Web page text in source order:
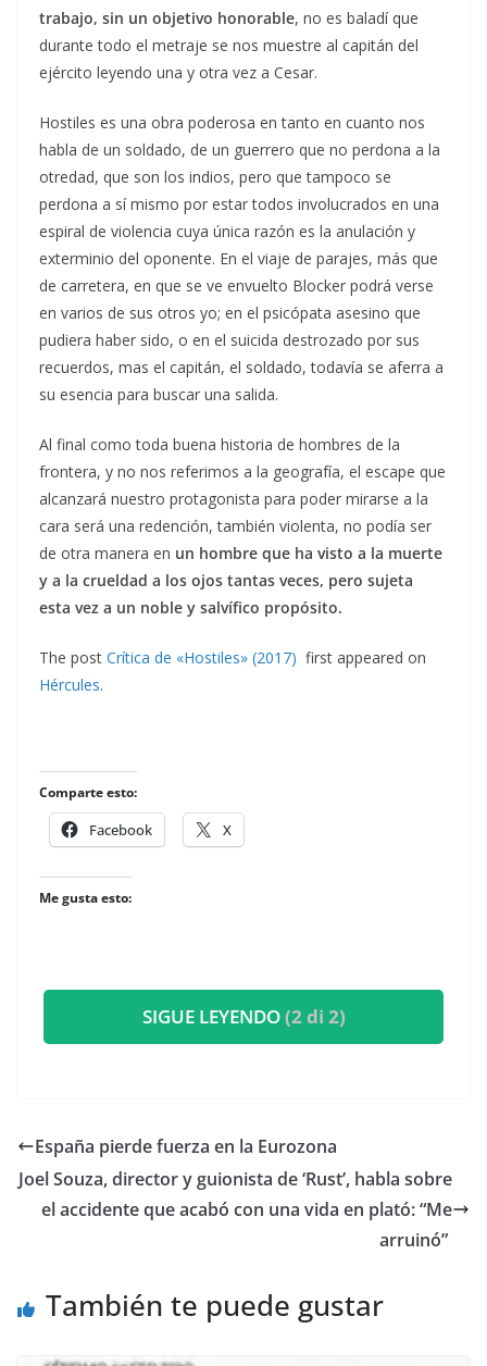
trabajo, sin un objetivo honorable, no es baladí que
durante todo el metraje se nos muestre al capitán del
ejército leyendo una y otra vez a Cesar.
Hostiles es una obra poderosa en tanto en cuanto nos
habla de un soldado, de un guerrero que no perdona a la
otredad, que son los indios, pero que tampoco se
perdona a sí mismo por estar todos involucrados en una
espiral de violencia cuya única razón es la anulación y
exterminio del oponente. En el viaje de parajes, más que
de carretera, en que se ve envuelto Blocker podrá verse
en varios de sus otros yo; en el psicópata asesino que
pudiera haber sido, o en el suicida destrozado por sus
recuerdos, mas el capitán, el soldado, todavía se aferra a
su esencia para buscar una salida.
Al final como toda buena historia de hombres de la
frontera, y no nos referimos a la geografía, el escape que
alcanzará nuestro protagonista para poder mirarse a la
cara será una redención, también violenta, no podía ser
de otra manera en un hombre que ha visto a la muerte
y a la crueldad a los ojos tantas veces, pero sujeta
esta vez a un noble y salvífico propósito.
The post Crítica de «Hostiles» (2017) first appeared on
Hércules.
Comparte esto:
Facebook X
Me gusta esto:
SIGUE LEYENDO(2 di 2)
España pierde fuerza en la Eurozona
​Joel Souza, director y guionista de ‘Rust’, habla sobre
el accidente que acabó con una vida en plató: “Me
arruinó”
También te puede gustar